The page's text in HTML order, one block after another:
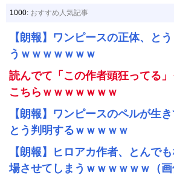
1000: おすすめ人気記事
【朗報】ワンピースの正体、と
うｗｗｗｗｗｗｗ
読んでて「この作者頭狂ってる
こちらｗｗｗｗｗｗｗ
【朗報】ワンピースのペルが生
とう判明するｗｗｗｗｗ
【朗報】ヒロアカ作者、とんで
場させてしまうｗｗｗｗｗｗ（画